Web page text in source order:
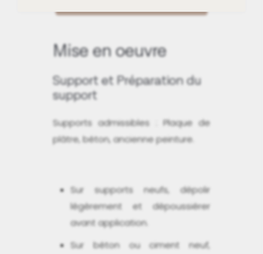
Mise en oeuvre
Support et Préparation du
support
Supports admissibles : Plaque de
plâtre, béton, ancienne peinture.
Sur supports neufs, dépolir
légèrement et dépoussiérer
avant application.
Sur béton ou ciment neuf,